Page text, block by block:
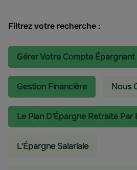
Filtrez votre recherche :
Gérer Votre Compte Épargnant
Gestion Financière
Le Plan D'Épargne Retraite Par
L'épargne Salariale